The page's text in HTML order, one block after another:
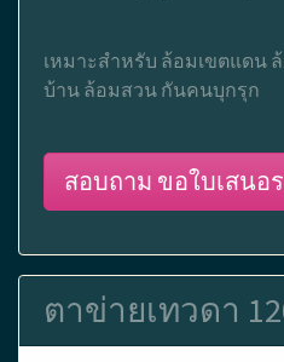
เหมาะสำหรับ ล้อมเขตแดน
บ้าน ล้อมสวน กันคนบุกรุก
สอบถาม ขอใบเสนอ
ตาข่ายเทวดา